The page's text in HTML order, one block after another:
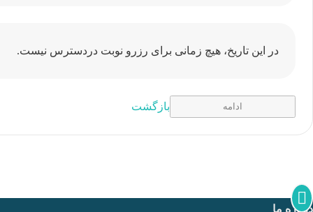
در این تاریخ، هیچ زمانی برای رزرو نوبت دردسترس نیست.
ادامه بازگشت
درباره ما